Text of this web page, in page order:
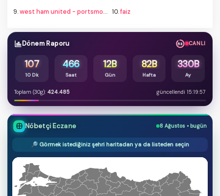
9.west ham united - portsmouth 10.faiz
Dönem Raporu 52 CANLI
107
10 Dk
466
Saat
12B
Gün
82B
Hafta
330B
Ay
Toplam (30g): 424.485 güncellendi 15:19:57
Nöbetçi Eczane 8 Ağustos • bugün
🔎 Görmek istediğiniz şehri haritadan ya da listeden seçin